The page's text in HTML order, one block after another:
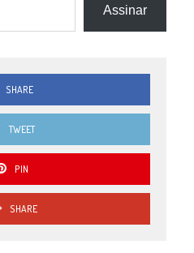
Assinar
SHARE
TWEET
PIN
SHARE